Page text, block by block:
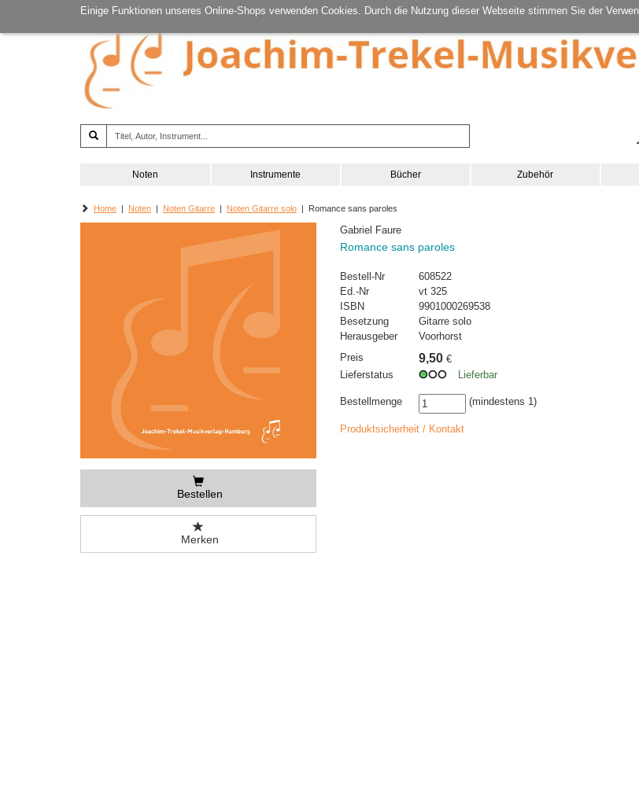
Einige Funktionen unseres Online-Shops verwenden Cookies. Durch die Nutzung dieser Webseite stimmen Sie der
Noten Instrumente Bücher Zubehör
Home | Noten | Noten Gitarre | Noten Gitarre solo | Romance sans paroles
Bestellen
Merken
Gabriel Faure
Romance sans paroles
Bestell-Nr
608522
Ed.-Nr
vt 325
ISBN
9901000269538
Besetzung
Gitarre solo
Herausgeber
Voorhorst
Preis
9,50 €
Lieferstatus
Lieferbar
Bestellmenge (mindestens 1)
Produktsicherheit / Kontakt